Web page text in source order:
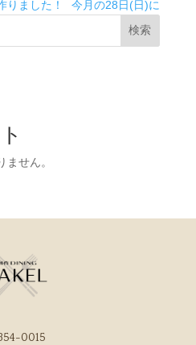
りました！
今月の28日(日)に
検索
せん。
0015